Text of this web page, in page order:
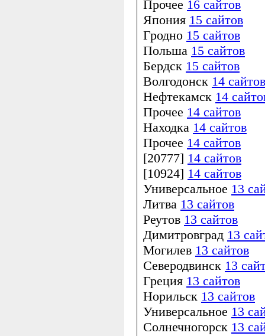
Прочее 16 сайтов
Япония 15 сайтов
Гродно 15 сайтов
Польша 15 сайтов
Бердск 15 сайтов
Волгодонск 14 сайтов
Нефтекамск 14
Прочее 14 сайтов
Находка 14 сайтов
Прочее 14 сайтов
[20777] 14 сайтов
[10924] 14 сайтов
Универсальное 13
Литва 13 сайтов
Реутов 13 сайтов
Димитровград 13
Могилев 13 сайтов
Северодвинск 13
Греция 13 сайтов
Норильск 13 сайтов
Универсальное 13
Солнечногорск 13